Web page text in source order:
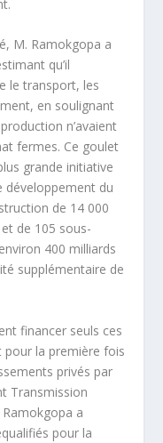
M. Ramokgopa a
qu’il
le transport, les
en soulignant
n’avaient
fermes. Ce goulet
grande initiative
développement du
de 14 000
de 105 sous-
400 milliards
supplémentaire de
financer seuls ces
la première fois
privés par
Transmission
a
pour la